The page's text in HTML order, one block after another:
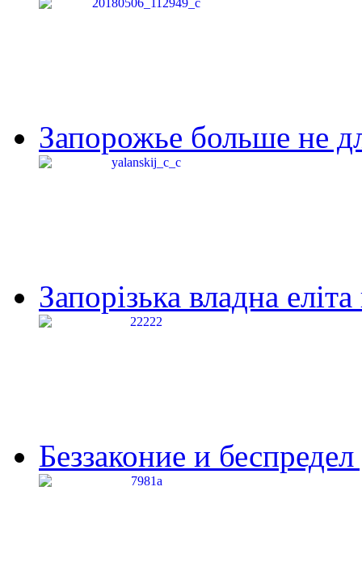
Запорожье больше не
Запорізька владна
Беззаконие и